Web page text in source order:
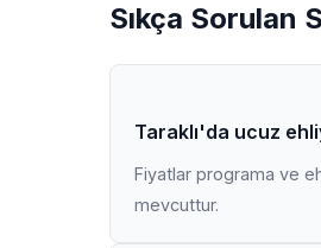
Sıkça Sorulan
Taraklı'da ucuz
Fiyatlar programa ve
mevcuttur.